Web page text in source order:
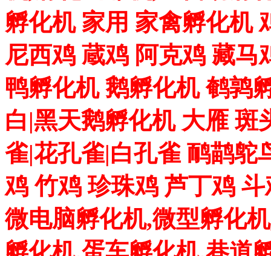
孵化机 家用 家禽孵化机
尼西鸡 蔵鸡 阿克鸡 藏马
鸭孵化机 鹅孵化机 鹌鹑
白|黑天鹅孵化机 大雁 斑
雀|花孔雀|白孔雀 鸸鹋鸵
鸡 竹鸡 珍珠鸡 芦丁鸡
微电脑孵化机,微型孵化